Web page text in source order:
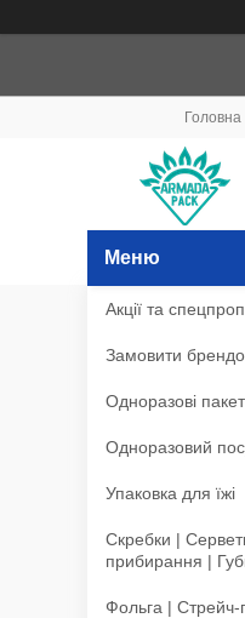
Головна
Акції та
Замовити
Одноразові
Одноразовий
Упаковка для їжі
Скребки |
прибирання |
Фольга | Стрейч-